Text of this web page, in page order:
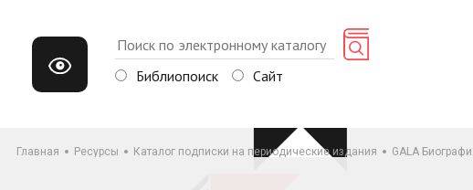
Библиопоиск Сайт
Главная Ресурсы Каталог подписки на периодические издания GALA